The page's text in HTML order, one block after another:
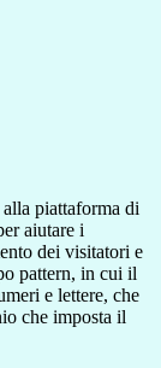
piattaforma di
aiutare i
dei visitatori e
pattern, in cui il
e lettere, che
che imposta il